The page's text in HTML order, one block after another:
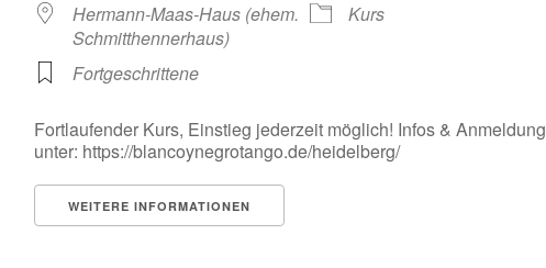
Hermann-Maas-Haus (ehem.
Schmitthennerhaus)
Kurs
Fortgeschrittene
Fortlaufender Kurs, Einstieg jederzeit möglich! Infos & Anmeldung
unter: https://blancoynegrotango.de/heidelberg/
WEITERE INFORMATIONEN